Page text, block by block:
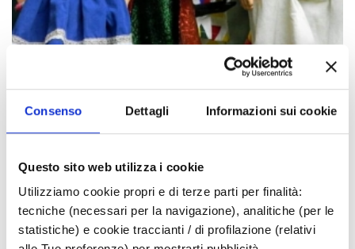
Consenso Dettagli Informazioni sui cookie
Questo sito web utilizza i cookie
Utilizziamo cookie propri e di terze parti per finalità:
tecniche (necessari per la navigazione), analitiche (per le
statistiche) e cookie traccianti / di profilazione (relativi